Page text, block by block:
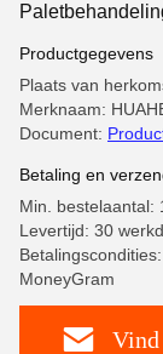
Productgegevens
Plaats van
Merknaam:
Document:
Betaling en
Min. bestelaantal:
Levertijd: 30
MoneyGram
Vind